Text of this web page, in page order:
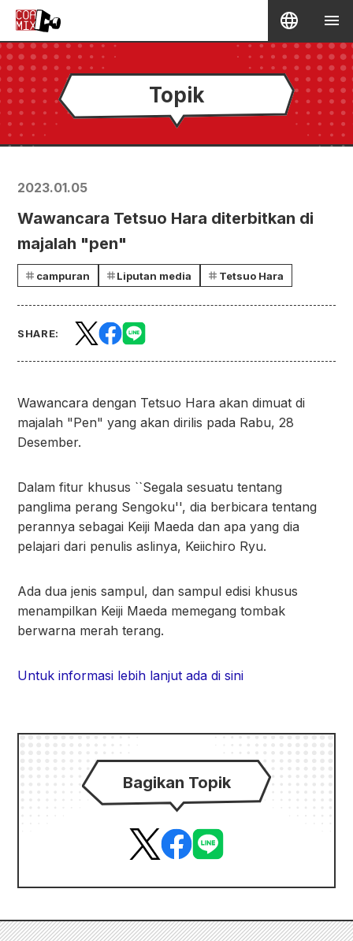
Topik
2023.01.05
Wawancara Tetsuo Hara diterbitkan di
majalah "pen"
campuran Liputan media Tetsuo Hara
SHARE:
Wawancara dengan Tetsuo Hara akan dimuat di
majalah "Pen" yang akan dirilis pada Rabu, 28
Desember.
Dalam fitur khusus ``Segala sesuatu tentang
panglima perang Sengoku'', dia berbicara tentang
perannya sebagai Keiji Maeda dan apa yang dia
pelajari dari penulis aslinya, Keiichiro Ryu.
Ada dua jenis sampul, dan sampul edisi khusus
menampilkan Keiji Maeda memegang tombak
berwarna merah terang.
Untuk informasi lebih lanjut ada di sini
Bagikan Topik